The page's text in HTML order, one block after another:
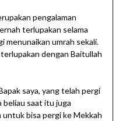
pengalaman
terlupakan selama
menunaikan umrah sekali.
dengan Baitullah
saya, yang telah pergi
beliau saat itu juga
bisa pergi ke Mekkah